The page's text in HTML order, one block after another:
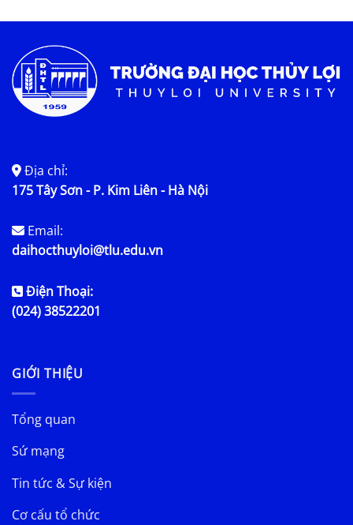
Tin tức chung
Địa chỉ:
175 Tây Sơn - P. Kim Liên - Hà Nội
Email:
daihocthuyloi@tlu.edu.vn
Điện Thoại:
(024) 38522201
GIỚI THIỆU
Tổng quan
Sứ mạng
Tin tức & Sự kiện
Cơ cấu tổ chức